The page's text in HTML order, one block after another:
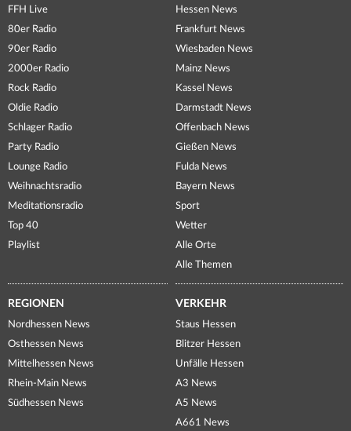
FFH Live
80er Radio
90er Radio
2000er Radio
Rock Radio
Oldie Radio
Schlager Radio
Party Radio
Lounge Radio
Weihnachtsradio
Meditationsradio
Top 40
Playlist
Hessen News
Frankfurt News
Wiesbaden News
Mainz News
Kassel News
Darmstadt News
Offenbach News
Gießen News
Fulda News
Bayern News
Sport
Wetter
Alle Orte
Alle Themen
REGIONEN
Nordhessen News
Osthessen News
Mittelhessen News
Rhein-Main News
Südhessen News
VERKEHR
Staus Hessen
Blitzer Hessen
Unfälle Hessen
A3 News
A5 News
A661 News